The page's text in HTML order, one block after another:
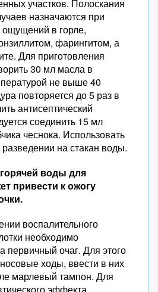
участков. Полоскания
назначаются при
в горле,
фарингитом, а
Для приготовления
30 мл масла в
не выше 40
повторяется до 5 раз в
антисептический
соединить 15 мл
чеснока. Использовать
на стакан воды.
воды для
привести к ожогу
воспалительного
необходимо
первичный очаг. Для этого
ходы, ввести в них
марлевый тампон. Для